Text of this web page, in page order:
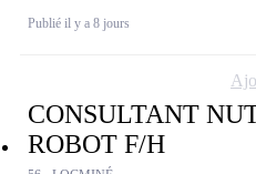
Publié il y a 8 jours
CONSULTANT
ROBOT F/H